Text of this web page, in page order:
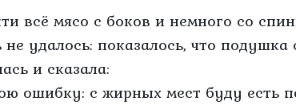
всё мясо с боков и немного со
удалось: показалось, что подушка
и сказала:
ошибку: с жирных мест буду есть